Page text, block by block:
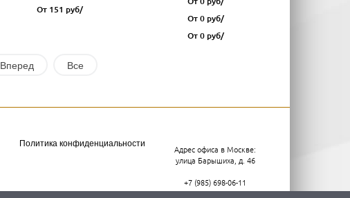
От 151 руб/
От 0 руб/
От 0 руб/
Вперед Все
Адрес офиса в Москве:
улица Барышиха, д. 46
+7 (985) 698-06-11
пн-пт с 9.00 до 21.00
Политика конфиденциальности